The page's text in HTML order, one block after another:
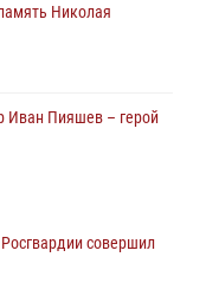
Николая
Иван Пияшев – герой
совершил